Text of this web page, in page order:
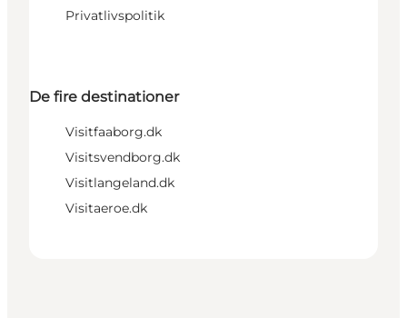
Privatlivspolitik
De fire destinationer
Visitfaaborg.dk
Visitsvendborg.dk
Visitlangeland.dk
Visitaeroe.dk